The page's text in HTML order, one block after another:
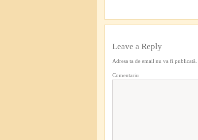
Leave a Reply
Adresa ta de email nu va fi publicată.
Comentariu